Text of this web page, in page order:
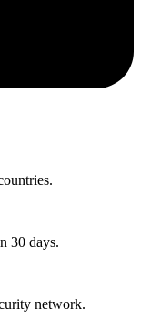
30 days.
network.